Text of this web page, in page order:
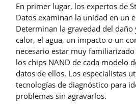
En primer lugar, los expertos de
Datos examinan la unidad en un
Determinan la gravedad del daño
calor, el agua, un impacto o un
necesario estar muy
los chips NAND de cada modelo
datos de ellos. Los especialistas
tecnologías de diagnóstico para
problemas sin agravarlos.